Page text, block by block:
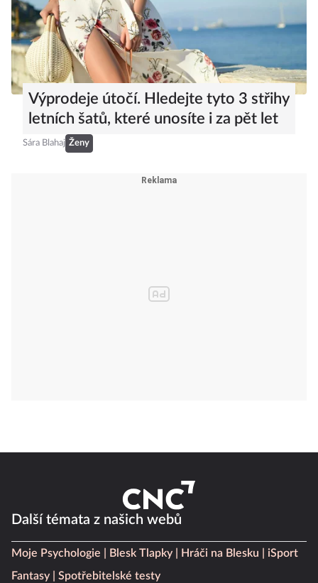
Výprodeje útočí. Hledejte tyto 3 střihy
letních šatů, které unosíte i za pět let
Sára Blahaj Ženy
Další témata z našich webů
Moje Psychologie Blesk Tlapky Hráči na Blesku
iSport
Fantasy
Spotřebitelské testy